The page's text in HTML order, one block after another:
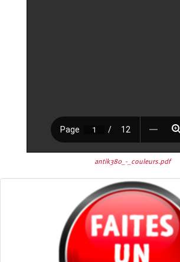
antik380_-_couleurs.pdf